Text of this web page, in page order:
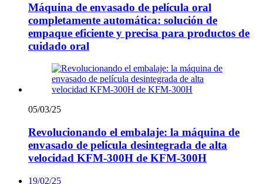
Máquina de envasado de película oral
completamente automática: solución de
empaque eficiente y precisa para productos de
cuidado oral
05/03/25
Revolucionando el embalaje: la máquina de
envasado de película desintegrada de alta
velocidad KFM-300H de KFM-300H
19/02/25